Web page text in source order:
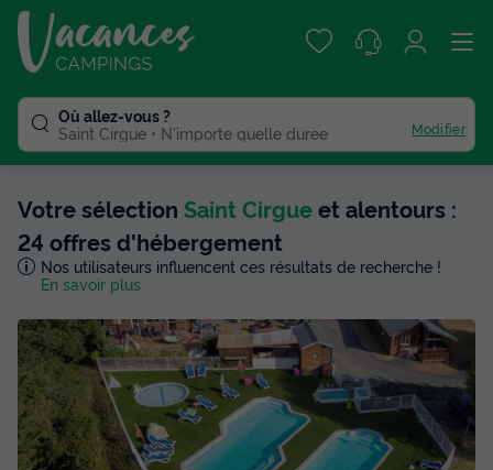
Où allez-vous ?
Saint Cirgue
N'importe quelle duree Modifier
Votre sélection Saint Cirgueet alentours :
24 offres d'hébergement
Nos utilisateurs influencent ces résultats de recherche !
En savoir plus